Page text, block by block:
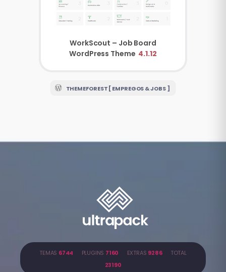
WorkScout – Job Board
WordPress Theme 4.1.12
THEMEFOREST [ EMPREGOS & JOBS ]
TEMAS 6744 PLUGINS 7160 EXTRAS 9286TOTAL
23190